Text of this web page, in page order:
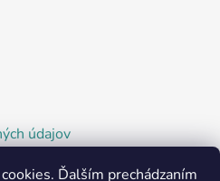
Ďalším prechádzaním
údajov